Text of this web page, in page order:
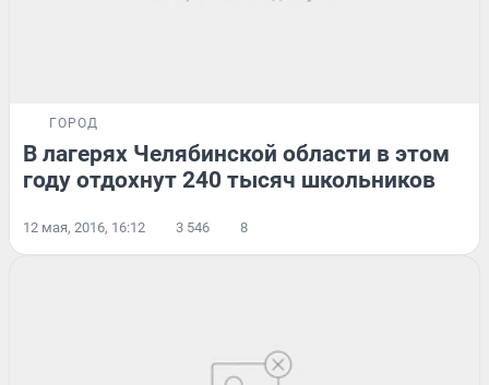
ГОРОД
В лагерях Челябинской области в этом
году отдохнут 240 тысяч школьников
12 мая, 2016, 16:12 3 546 8